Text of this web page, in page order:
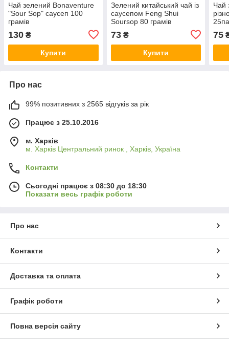
Чай зелений Bonaventure
"Sour Sop" саусеп 100
грамів
130 ₴
Купити
Зелений китайський чай із
саусепом Feng Shui
Soursop 80 грамів
73₴
Купити
Чай
75
Про нас
99% позитивних з 2565 відгуків за рік
Працює з 25.10.2016
м. Харків
м. Харків Центральний ринок , Харків, Україна
Контакти
Сьогодні працює з 08:30 до 18:30
Показати весь графік роботи
Про нас
Контакти
Доставка та оплата
Графік роботи
Повна версія сайту